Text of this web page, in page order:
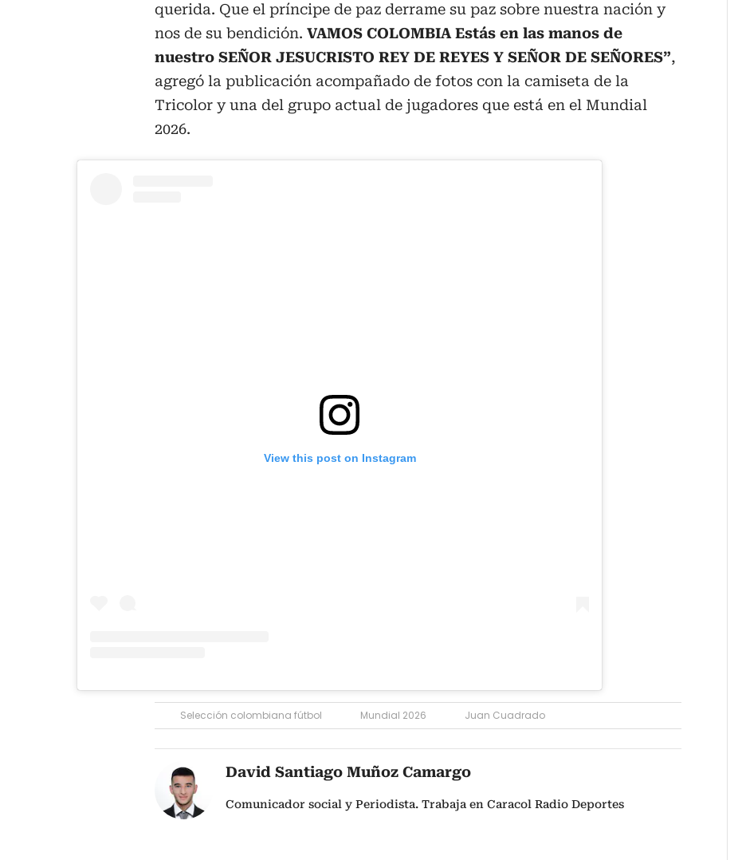
querida. Que el príncipe de paz derrame su paz sobre nuestra nación y
nos de su bendición. VAMOS COLOMBIA Estás en las manos de
nuestro SEÑOR JESUCRISTO REY DE REYES Y SEÑOR DE SEÑORES”,
agregó la publicación acompañado de fotos con la camiseta de la
Tricolor y una del grupo actual de jugadores que está en el Mundial
2026.
View this post on Instagram
Selección colombiana fútbol Mundial 2026 Juan Cuadrado
David Santiago Muñoz Camargo
Comunicador social y Periodista. Trabaja en Caracol Radio Deportes